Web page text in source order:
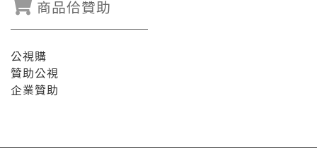
商品佮贊助
公視購
贊助公視
企業贊助